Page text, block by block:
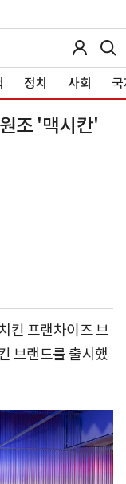
정치 사회
조 '맥시칸'
킨 프랜차이즈 브
브랜드를 출시했